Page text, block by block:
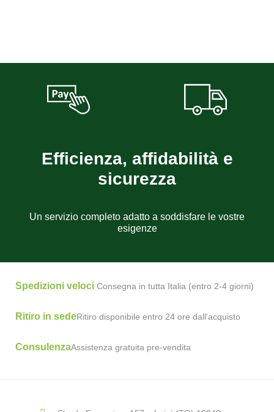
Efficienza, affidabilità e
sicurezza
Un servizio completo adatto a soddisfare le vostre
esigenze
Spedizioni veloci Consegna in tutta Italia (entro 2-4 giorni)
Ritiro in sedeRitiro disponibile entro 24 ore dall'acquisto
ConsulenzaAssistenza gratuita pre-vendita